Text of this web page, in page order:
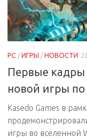
PC /ИГРЫ /НОВОСТИ
Первые кадры
новой игры по
Kasedo Games в
игры во вселенной